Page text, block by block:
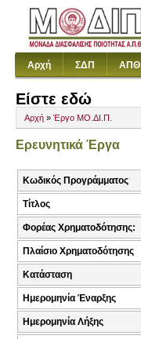
Αρχή ΣΔΠ ΑΠΘ
Είστε εδώ
Αρχή » Έργο ΜΟ.ΔΙ.Π.
Ερευνητικά Έργα
Κωδικός Προγράμματος
Τίτλος
Φορέας Χρηματοδότησης:
Πλαίσιο Χρηματοδότησης
Κατάσταση
Ημερομηνία Έναρξης
Ημερομηνία Λήξης